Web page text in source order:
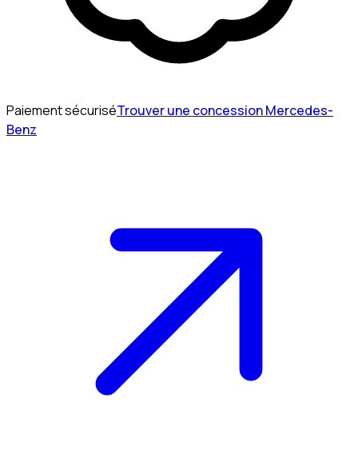
Paiement sécuriséTrouver une concession Mercedes-
Benz